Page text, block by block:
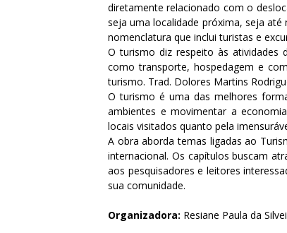
diretamente relacionado com o
seja uma localidade próxima, seja
nomenclatura que inclui turistas e
O turismo diz respeito às atividades
como transporte, hospedagem e
turismo. Trad. Dolores Martins
O turismo é uma das melhores
ambientes e movimentar a
locais visitados quanto pela
A obra aborda temas ligadas ao
internacional. Os capítulos buscam
aos pesquisadores e leitores
sua comunidade.
Organizadora: Resiane Paula da